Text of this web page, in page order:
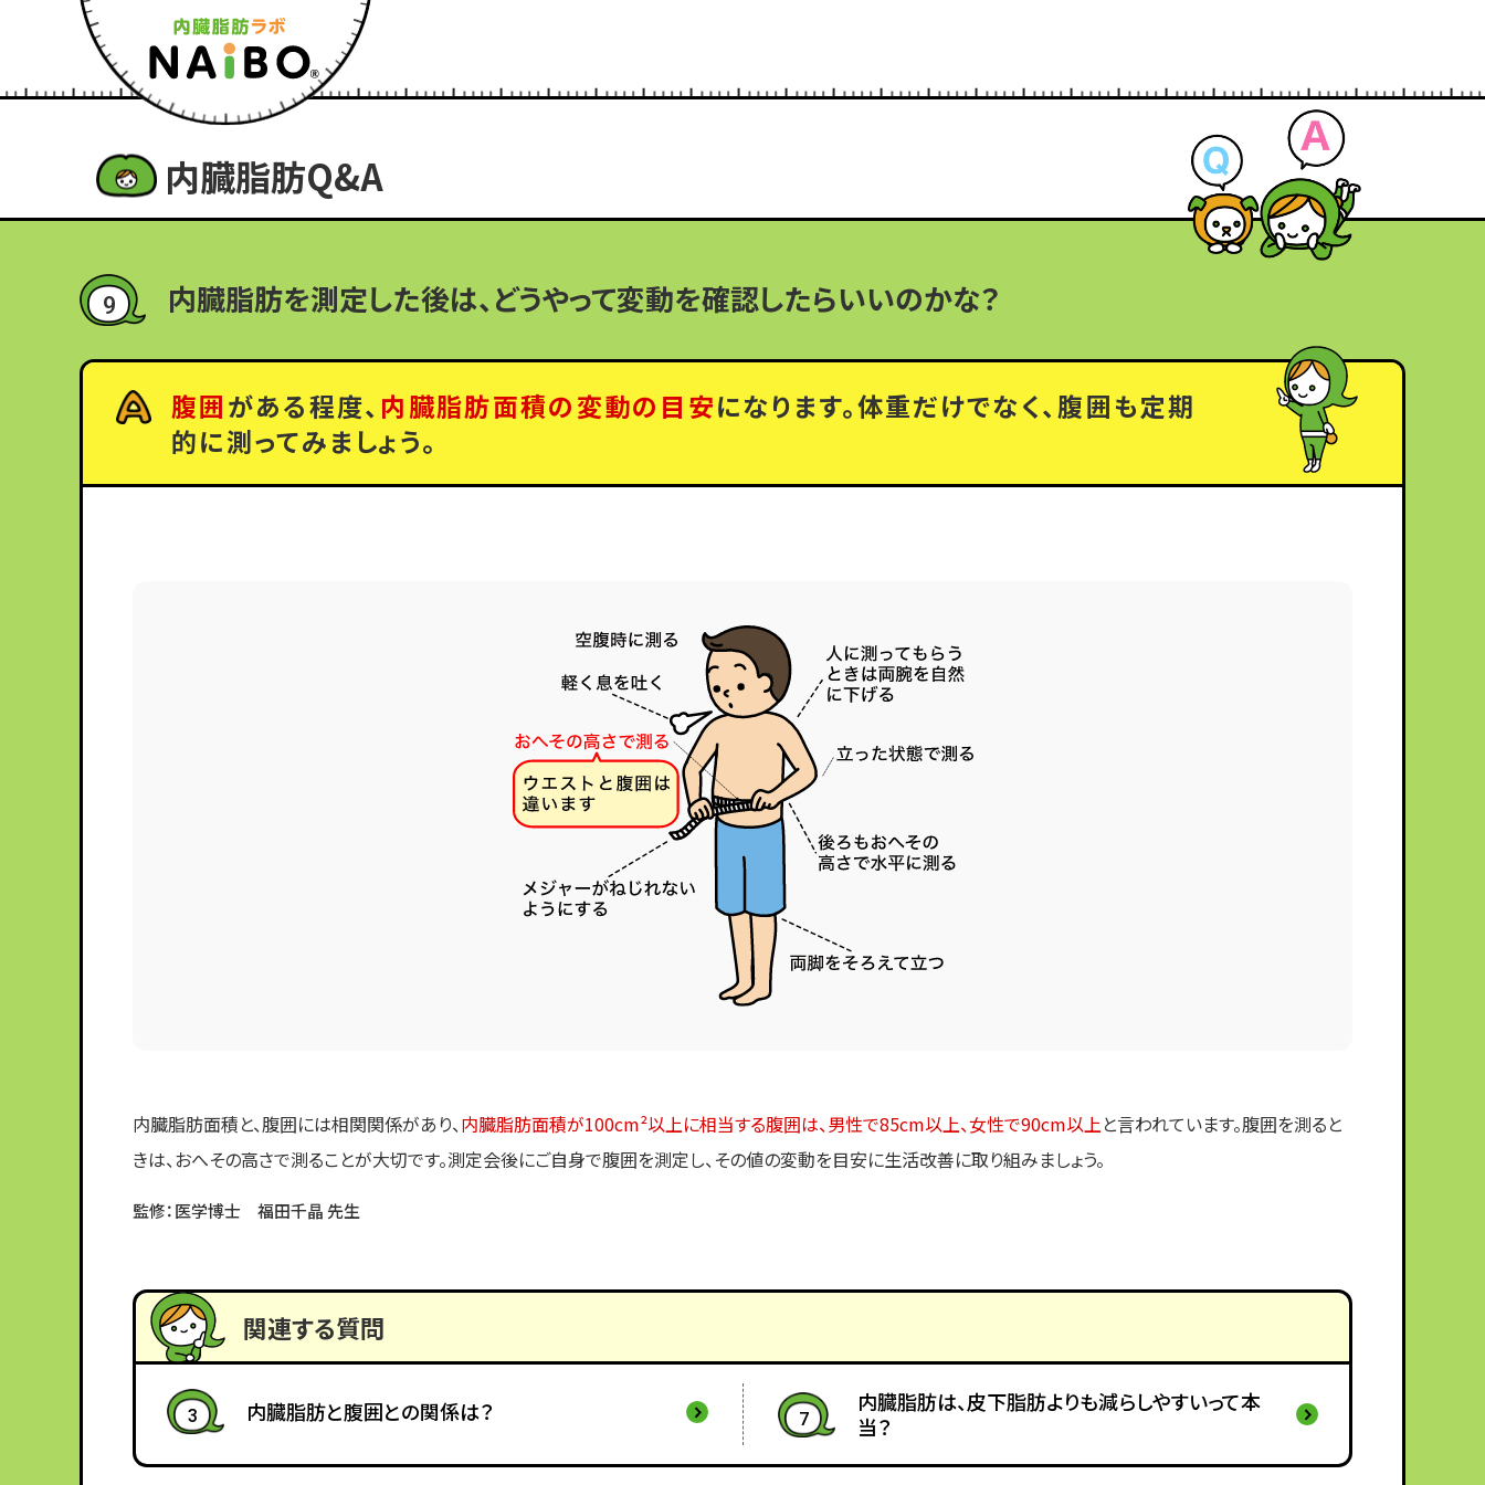
内臓脂肪Q&A
9 内臓脂肪を測定した後は、どうやって変動を確認したらいいのかな？
腹囲がある程度、 内臓脂肪面積の変動の目安になります。体重だけでなく、腹囲も定期
的に測ってみましょう。
内臓脂肪面積と、腹囲には相関関係があり、内臓脂肪面積が100cm²以上に相当する腹囲は、男性で85cm以上、女性で90cm以上と言われています。腹囲を測ると
きは、おへその高さで測ることが大切です。測定会後にご自身で腹囲を測定し、その値の変動を目安に生活改善に取り組みましょう。
監修：医学博士 福田千晶 先生
関連する質問
3 内臓脂肪と腹囲との関係は？ 7
内臓脂肪は、皮下脂肪よりも減らしやすいって本
当？